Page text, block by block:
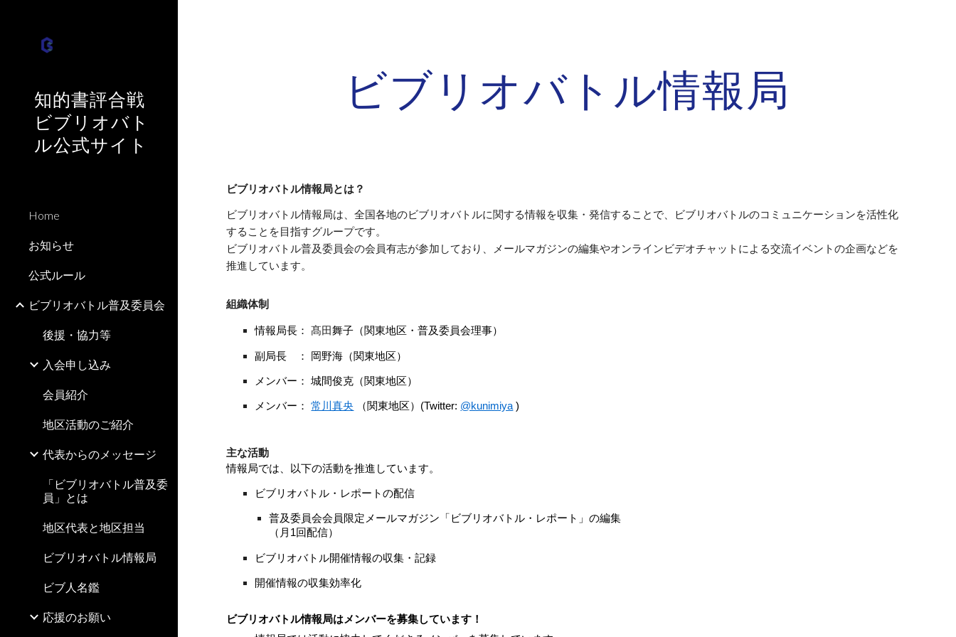
知的書評合戦
ビブリオバト
ル公式サイト
Home
お知らせ
公式ルール
ビブリオバトル普及委員会
後援・協力等
入会申し込み
会員紹介
地区活動のご紹介
代表からのメッセージ
「ビブリオバトル普及委
員」とは
地区代表と地区担当
ビブリオバトル情報局
ビブ人名鑑
応援のお願い
ビブリオバトル情報局
ビブリオバトル情報局とは？
ビブリオバトル情報局は、全国各地のビブリオバトルに関する情報を収集・発信することで、ビブリオバトルのコミュニケーションを活性化
することを目指すグループです。
ビブリオバトル普及委員会の会員有志が参加しており、メールマガジンの編集やオンラインビデオチャットによる交流イベントの企画などを
推進しています。
組織体制
情報局長：髙田舞子（関東地区・普及委員会理事）
副局長 ： 岡野海（関東地区）
メンバー： 城間俊克（関東地区）
メンバー：常川真央 （関東地区）(Twitter: @kunimiya)
主な活動
情報局では、以下の活動を推進しています。
ビブリオバトル・レポートの配信
普及委員会会員限定メールマガジン「ビブリオバトル・レポート」の編集
（月1回配信）
ビブリオバトル開催情報の収集・記録
開催情報の収集効率化
ビブリオバトル情報局はメンバーを募集しています！